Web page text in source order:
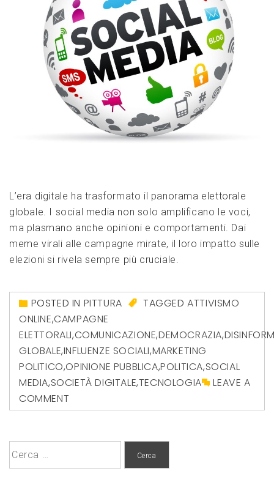
L’era digitale ha trasformato il panorama elettorale
globale. I social media non solo amplificano le voci,
ma plasmano anche opinioni e comportamenti. Dai
meme virali alle campagne mirate, il loro impatto sulle
elezioni si rivela sempre più cruciale.
POSTED IN PITTURA TAGGEDATTIVISMO
ONLINE,CAMPAGNE
ELETTORALI,COMUNICAZIONE,DEMOCRAZIA,
GLOBALE,INFLUENZE SOCIALI,MARKETING
POLITICO,OPINIONE PUBBLICA,POLITICA,SOCIAL
MEDIA,SOCIETÀ DIGITALE,TECNOLOGIA
LEAVE A
COMMENT